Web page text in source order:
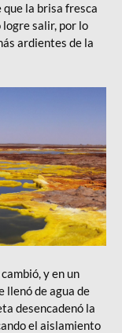
que la brisa fresca
logre salir, por lo
ardientes de la
y en un
llenó de agua de
desencadenó la
el aislamiento